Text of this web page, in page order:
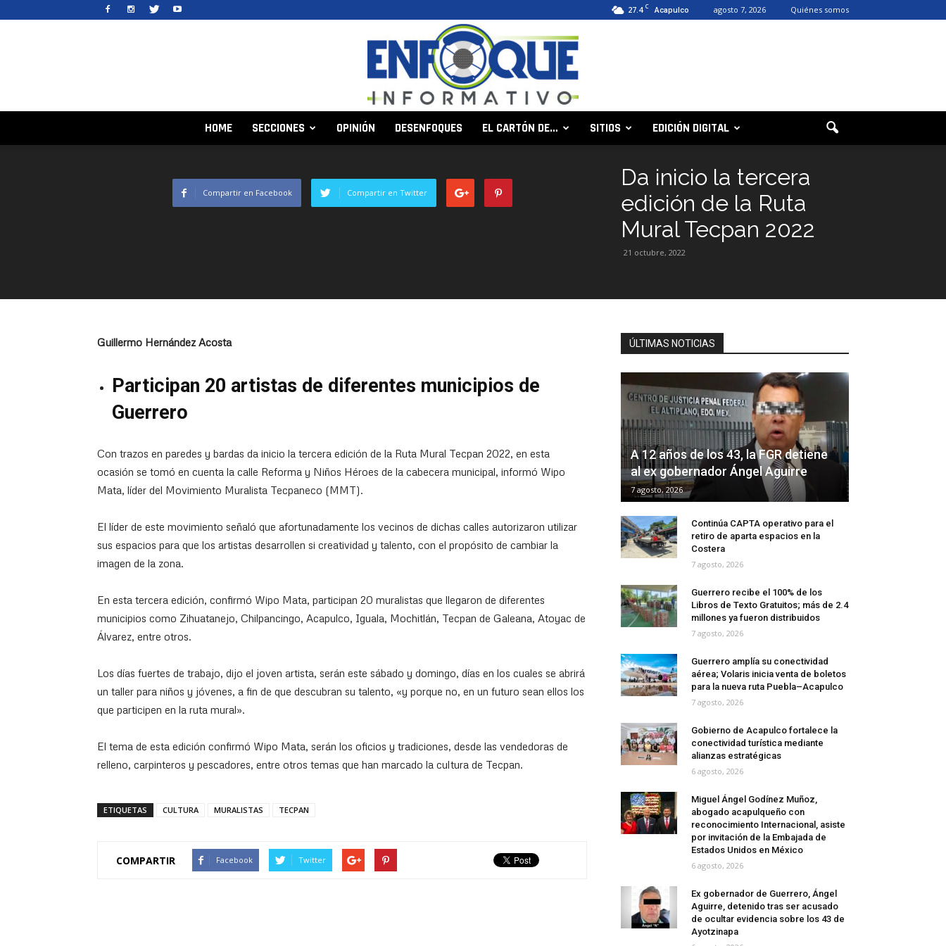
27.4 C Acapulco agosto 7, 2026 Quiénes somos
HOME SECCIONES OPINIÓN DESENFOQUES EL CARTÓN DE… SITIOS EDICIÓN DIGITAL
Da inicio la tercera
edición de la Ruta
Mural Tecpan 2022
21 octubre, 2022
Compartir en Facebook Compartir en Twitter
Guillermo Hernández Acosta
Participan 20 artistas de diferentes municipios de
Guerrero
Con trazos en paredes y bardas da inicio la tercera edición de la Ruta Mural Tecpan 2022, en esta
ocasión se tomó en cuenta la calle Reforma y Niños Héroes de la cabecera municipal, informó Wipo
Mata, líder del Movimiento Muralista Tecpaneco (MMT).
El líder de este movimiento señaló que afortunadamente los vecinos de dichas calles autorizaron utilizar
sus espacios para que los artistas desarrollen si creatividad y talento, con el propósito de cambiar la
imagen de la zona.
En esta tercera edición, confirmó Wipo Mata, participan 20 muralistas que llegaron de diferentes
municipios como Zihuatanejo, Chilpancingo, Acapulco, Iguala, Mochitlán, Tecpan de Galeana, Atoyac de
Álvarez, entre otros.
Los días fuertes de trabajo, dijo el joven artista, serán este sábado y domingo, días en los cuales se abrirá
un taller para niños y jóvenes, a fin de que descubran su talento, «y porque no, en un futuro sean ellos los
que participen en la ruta mural».
El tema de esta edición confirmó Wipo Mata, serán los oficios y tradiciones, desde las vendedoras de
relleno, carpinteros y pescadores, entre otros temas que han marcado la cultura de Tecpan.
ETIQUETAS CULTURA MURALISTAS TECPAN
COMPARTIR Facebook Twitter
ÚLTIMAS NOTICIAS
A 12 años de los 43, la FGR detiene
al ex gobernador Ángel Aguirre
7 agosto, 2026
Continúa CAPTA operativo para el
retiro de aparta espacios en la
Costera
7 agosto, 2026
Guerrero recibe el 100% de los
Libros de Texto Gratuitos; más de 2.4
millones ya fueron distribuidos
7 agosto, 2026
Guerrero amplía su conectividad
aérea; Volaris inicia venta de boletos
para la nueva ruta Puebla–Acapulco
7 agosto, 2026
Gobierno de Acapulco fortalece la
conectividad turística mediante
alianzas estratégicas
6 agosto, 2026
Miguel Ángel Godínez Muñoz,
abogado acapulqueño con
reconocimiento Internacional, asiste
por invitación de la Embajada de
Estados Unidos en México
6 agosto, 2026
Ex gobernador de Guerrero, Ángel
Aguirre, detenido tras ser acusado
de ocultar evidencia sobre los 43 de
Ayotzinapa